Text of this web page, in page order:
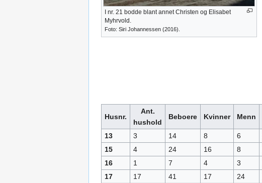
I nr. 21 bodde blant annet Christen og Elisabet
Myhrvold.
Foto: Siri Johannessen (2016).
Husnr.
Ant.
hushold
Beboere Kvinner Menn
13 3 14 8 6
15
4 24 16 8
16
1 7 4 3
17
17 41 17 24